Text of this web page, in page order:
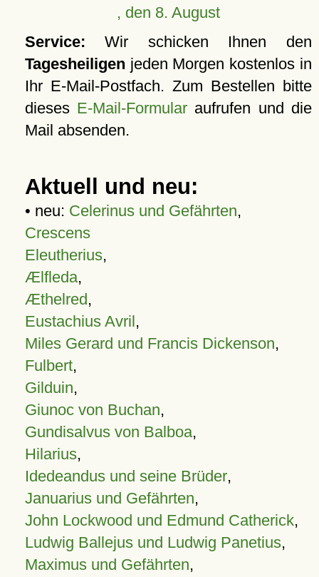
, den 8. August
Service: Wir schicken Ihnen den
Tagesheiligen jeden Morgen kostenlos in
Ihr E-Mail-Postfach. Zum Bestellen bitte
dieses E-Mail-Formular aufrufen und die
Mail absenden.
Aktuell und neu:
• neu: Celerinus und Gefährten,
Crescens
Eleutherius,
Ælfleda,
Æthelred,
Eustachius Avril,
Miles Gerard und Francis Dickenson,
Fulbert,
Gilduin,
Giunoc von Buchan,
Gundisalvus von Balboa,
Hilarius,
Idedeandus und seine Brüder,
Januarius und Gefährten,
John Lockwood und Edmund Catherick,
Ludwig Ballejus und Ludwig Panetius,
Maximus und Gefährten,